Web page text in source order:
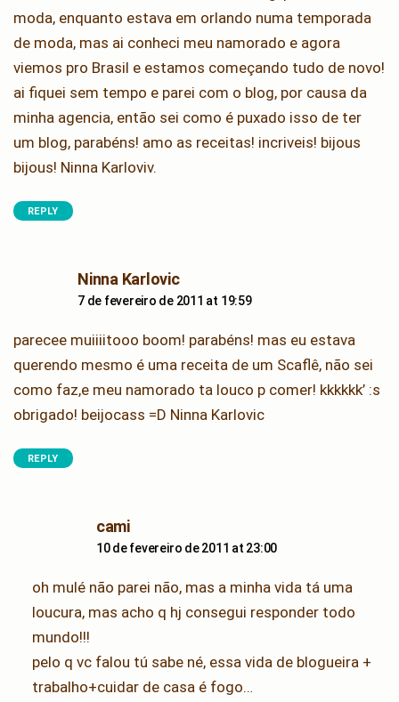
moda, enquanto estava em orlando numa temporada
de moda, mas ai conheci meu namorado e agora
viemos pro Brasil e estamos começando tudo de novo!
ai fiquei sem tempo e parei com o blog, por causa da
minha agencia, então sei como é puxado isso de ter
um blog, parabéns! amo as receitas! incriveis! bijous
bijous! Ninna Karloviv.
REPLY
Ninna Karlovicsays:
7 de fevereiro de 2011 at 19:59
parecee muiiiitooo boom! parabéns! mas eu estava
querendo mesmo é uma receita de um Scaflê, não sei
como faz,e meu namorado ta louco p comer! kkkkkk’ :s
obrigado! beijocass =D Ninna Karlovic
REPLY
camisays:
10 de fevereiro de 2011 at 23:00
oh mulé não parei não, mas a minha vida tá uma
loucura, mas acho q hj consegui responder todo
mundo!!!
pelo q vc falou tú sabe né, essa vida de blogueira +
trabalho+cuidar de casa é fogo…